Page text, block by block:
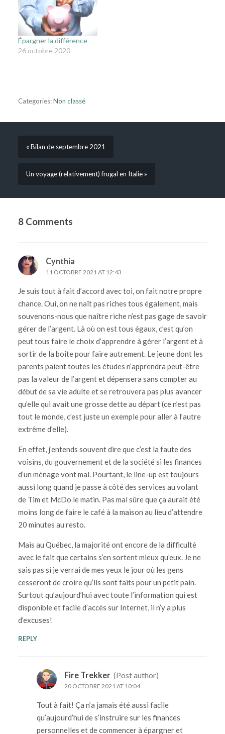
Épargner la différence
26 octobre 2020
Categories:Non classé
« Bilan de septembre 2021
Un voyage (relativement) frugal en Italie »
8 Comments
Cynthia
11 OCTOBRE 2021 AT 12:43
Je suis tout à fait d’accord avec toi, on fait notre propre
chance. Oui, on ne naît pas riches tous également, mais
souvenons-nous que naître riche n’est pas gage de savoir
gérer de l’argent. Là où on est tous égaux, c’est qu’on
peut tous faire le choix d’apprendre à gérer l’argent et à
sortir de la boîte pour faire autrement. Le jeune dont les
parents paient toutes les études n’apprendra peut-être
pas la valeur de l’argent et dépensera sans compter au
début de sa vie adulte et se retrouvera pas plus avancer
qu’elle qui avait une grosse dette au départ (ce n’est pas
tout le monde, c’est juste un exemple pour aller à l’autre
extrême d’elle).
En effet, j’entends souvent dire que c’est la faute des
voisins, du gouvernement et de la société si les finances
d’un ménage vont mal. Pourtant, le line-up est toujours
aussi long quand je passe à côté des services au volant
de Tim et McDo le matin. Pas mal sûre que ça aurait été
moins long de faire le café à la maison au lieu d’attendre
20 minutes au resto.
Mais au Québec, la majorité ont encore de la difficulté
avec le fait que certains s’en sortent mieux qu’eux. Je ne
sais pas si je verrai de mes yeux le jour où les gens
cesseront de croire qu’ils sont faits pour un petit pain.
Surtout qu’aujourd’hui avec toute l’information qui est
disponible et facile d’accès sur Internet, il n’y a plus
d’excuses!
REPLY
Fire Trekker (Post author)
20 OCTOBRE 2021 AT 10:04
Tout à fait! Ça n’a jamais été aussi facile
qu’aujourd’hui de s’instruire sur les finances
personnelles et de commencer à épargner et